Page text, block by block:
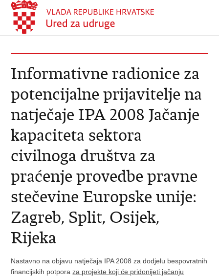
Informativne radionice za
potencijalne prijavitelje na
natječaje IPA 2008 Jačanje
kapaciteta sektora
civilnoga društva za
praćenje provedbe pravne
stečevine Europske unije:
Zagreb, Split, Osijek,
Rijeka
Nastavno na objavu natječaja IPA 2008 za dodjelu bespovratnih
financijskih potporaza projekte koji će pridonijeti jačanju